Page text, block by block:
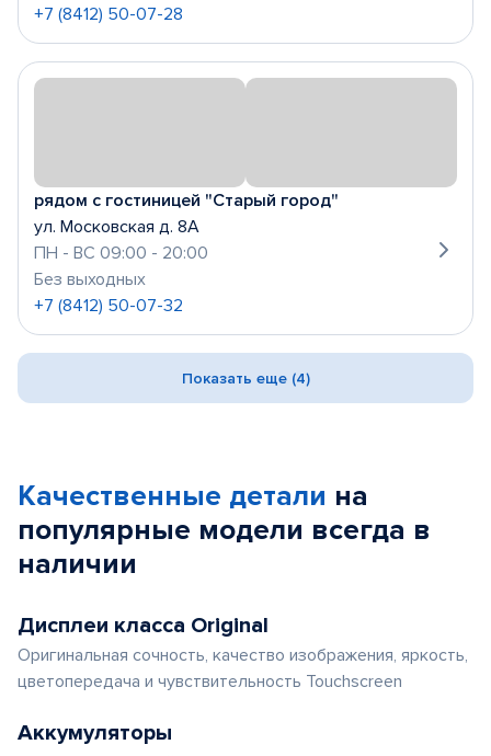
+7 (8412) 50-07-28
рядом с гостиницей "Старый город"
ул. Московская д. 8А
ПН - ВС 09:00 - 20:00
Без выходных
+7 (8412) 50-07-32
Показать еще (4)
Качественные детали на
популярные модели всегда в
наличии
Дисплеи класса Original
Оригинальная сочность, качество изображения, яркость,
цветопередача и чувствительность Touchscreen
Аккумуляторы